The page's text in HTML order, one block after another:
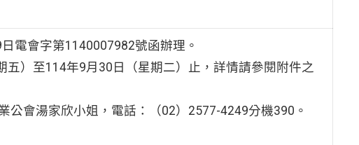
電會字第1140007982號函辦理。
）至114年9月30日（星期二）止，詳情請參閱附件之
公會湯家欣小姐，電話：（02）2577-4249分機390。